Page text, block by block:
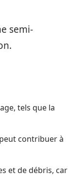
semi-
tels que la
contribuer à
et de débris, car